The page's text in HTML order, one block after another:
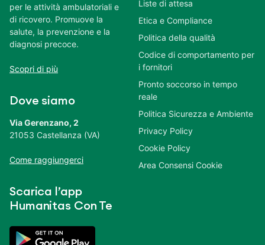
per le attività ambulatoriali e
di ricovero. Promuove la
salute, la prevenzione e la
diagnosi precoce.
Scopri di più
Dove siamo
Via Gerenzano, 2
21053 Castellanza (VA)
Come raggiungerci
Scarica l’app
Humanitas Con Te
Liste di attesa
Etica e Compliance
Politica della qualità
Codice di comportamento per
i fornitori
Pronto soccorso in tempo
reale
Politica Sicurezza e Ambiente
Privacy Policy
Cookie Policy
Area Consensi Cookie